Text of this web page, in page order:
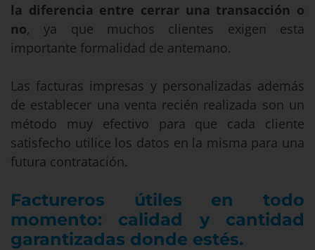
la diferencia entre cerrar una transacción o
no, ya que muchos clientes exigen esta
importante formalidad de antemano.
Las facturas impresas y personalizadas además
de establecer una venta recién realizada son un
método muy efectivo para que cada cliente
satisfecho utilice los datos en la misma para una
futura contratación.
Factureros útiles en todo
momento: calidad y cantidad
garantizadas donde estés.